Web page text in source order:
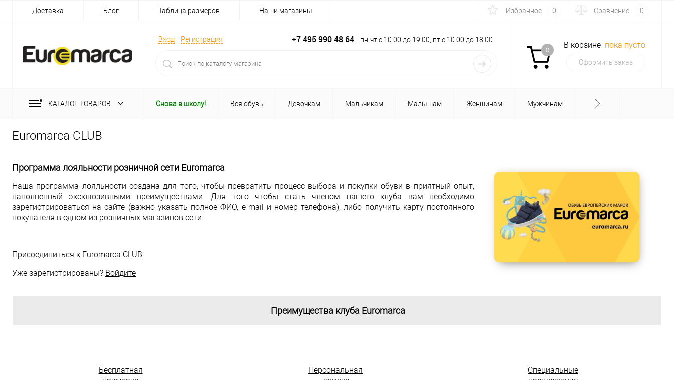
Доставка Блог Таблица размеров Наши магазины Избранное 0 Сравнение 0
Вход Регистрация +7 495 990 48 64 пн-чт с 10:00 до 19:00; пт с 10:00 до 18:00
0
В корзине пока пусто
Оформить заказ
КАТАЛОГ ТОВАРОВ Снова в школу! Вся обувь Девочкам Мальчикам Малышам Женщинам Мужчинам
Euromarca CLUB
Программа лояльности розничной сети Euromarca
Наша программа лояльности создана для того, чтобы превратить процесс выбора и покупки обуви в приятный опыт,
наполненный эксклюзивными преимуществами. Для того чтобы стать членом нашего клуба вам необходимо
зарегистрироваться на сайте (важно указать полное ФИО, e-mail и номер телефона), либо получить карту постоянного
покупателя в одном из розничных магазинов сети.
Присоединиться к Euromarca CLUB
Уже зарегистрированы? Войдите
Преимущества клуба Euromarca
Бесплатная
Персональная
Специальные